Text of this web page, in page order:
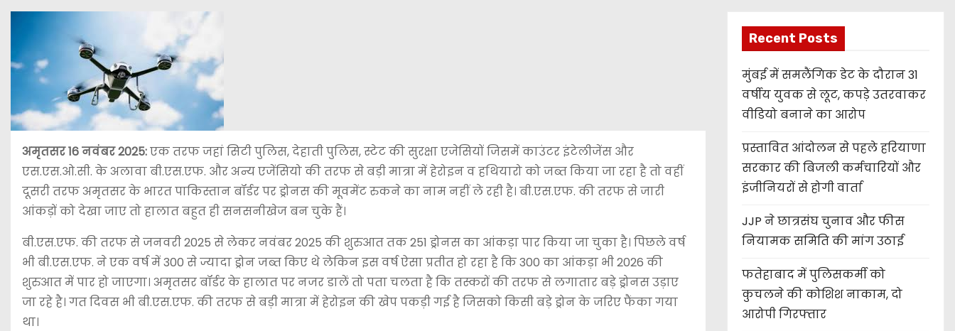
अमृतसर16 नवंबर 2025:एक तरफ जहां सिटी पुलिस, देहाती पुलिस, स्टेट की सुरक्षा एजेसियों जिसमें काउंटर इंटेलीजेंस और
एस.एस.ओ.सी. के अलावा बी.एस.एफ. और अन्य एजेंसियो की तरफ से बड़ी मात्रा में हेरोइन व हथियारो को जब्त किया जा रहा है तो वहीं
दूसरी तरफ अमृतसर के भारत पाकिस्तान बॉर्डर पर ड्रोनस की मूवमेंट रुकने का नाम नहीं ले रही है। बी.एस.एफ. की तरफ से जारी
आंकड़ों को देखा जाए तो हालात बहुत ही सनसनीखेज बन चुके हैं।
बी.एस.एफ. की तरफ से जनवरी 2025 से लेकर नवंबर 2025 की शुरुआत तक 251 ड्रोनस का आंकड़ा पार किया जा चुका है। पिछले वर्ष
भी बी.एस.एफ. ने एक वर्ष में 300 से ज्यादा ड्रोन जब्त किए थे लेकिन इस वर्ष ऐसा प्रतीत हो रहा है कि 300 का आंकड़ा भी 2026 की
शुरुआत में पार हो जाएगा। अमृतसर बॉर्डर के हालात पर नजर डालें तो पता चलता है कि तस्करों की तरफ से लगातार बड़े ड्रोनस उड़ाए
जा रहे है। गत दिवस भी बी.एस.एफ. की तरफ से बड़ी मात्रा में हेरोइन की खेप पकड़ी गई है जिसको किसी बड़े ड्रोन के जरिए फैंका गया
था।
Recent Posts
मुंबई में समलैंगिक डेट के दौरान 31
वर्षीय युवक से लूट, कपड़े उतरवाकर
वीडियो बनाने का आरोप
प्रस्तावित आंदोलन से पहले हरियाणा
सरकार की बिजली कर्मचारियों और
इंजीनियरों से होगी वार्ता
JJP ने छात्रसंघ चुनाव और फीस
नियामक समिति की मांग उठाई
फतेहाबाद में पुलिसकर्मी को
कुचलने की कोशिश नाकाम, दो
आरोपी गिरफ्तार